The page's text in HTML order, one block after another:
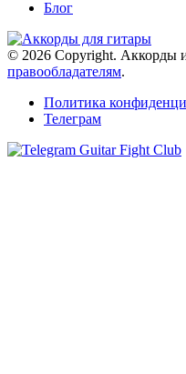
Блог
© 2026 Copyright. Аккорды
правообладателям.
Политика
Телеграм